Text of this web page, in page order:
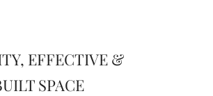
EFFECTIVE &
SPACE